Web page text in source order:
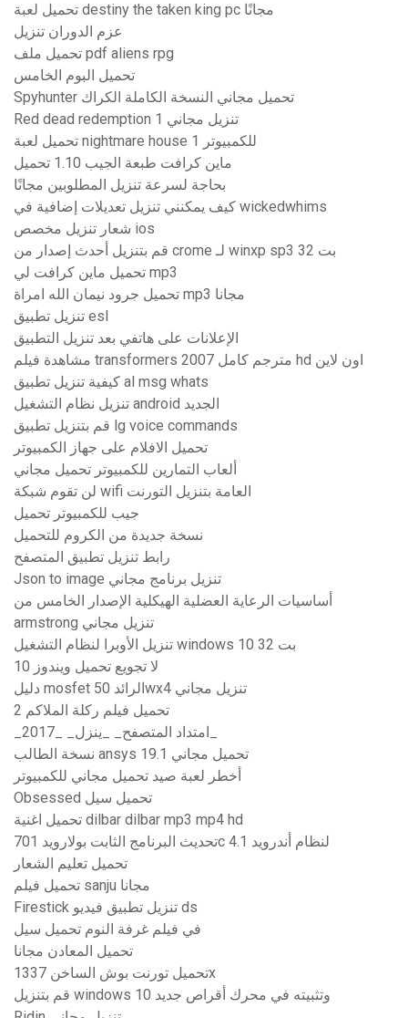
تحميل لعبة destiny the taken king pc مجانًا
عزم الدوران تنزيل
تحميل ملف pdf aliens rpg
تحميل البوم الخامس
Spyhunter تحميل مجاني النسخة الكاملة الكراك
Red dead redemption 1 تنزيل مجاني
تحميل لعبة nightmare house 1 للكمبيوتر
ماين كرافت طبعة الجيب 1.10 تحميل
بحاجة لسرعة تنزيل المطلوبين مجانًا
كيف يمكنني تنزيل تعديلات إضافية في wickedwhims
شعار تنزيل مخصص ios
قم بتنزيل أحدث إصدار من crome لـ winxp sp3 32 بت
تحميل ماين كرافت لي mp3
تحميل جرود نيمان الله امراة mp3 مجانا
تنزيل تطبيق esl
الإعلانات على هاتفي بعد تنزيل التطبيق
مشاهدة فيلم transformers 2007 مترجم كامل hd اون لاين
كيفية تنزيل تطبيق al msg whats
تنزيل نظام التشغيل android الجديد
قم بتنزيل تطبيق lg voice commands
تحميل الافلام على جهاز الكمبيوتر
ألعاب التمارين للكمبيوتر تحميل مجاني
لن تقوم شبكة wifi العامة بتنزيل التورنت
جيب للكمبيوتر تحميل
نسخة جديدة من الكروم للتحميل
رابط تنزيل تطبيق المتصفح
Json to image تنزيل برنامج مجاني
أساسيات الرعاية العضلية الهيكلية الإصدار الخامس من
armstrong تنزيل مجاني
تنزيل الأوبرا لنظام التشغيل windows 10 32 بت
لا تجويع تحميل ويندوز 10
دليل mosfet الرائد 50wx4 تنزيل مجاني
تحميل فيلم ركلة الملاكم 2
نسخة الطالب ansys 19.1 تحميل مجاني
أخطر لعبة صيد تحميل مجاني للكمبيوتر
Obsessed تحميل سيل
تحميل اغنية dilbar dilbar mp3 mp4 hd
تحديث البرنامج الثابت بولارويد 701c لنظام أندرويد 4.1
تحميل تعليم الشعار
تحميل فيلم sanju مجانا
Firestick تنزيل تطبيق فيديو ds
في فيلم غرفة النوم تحميل سيل
تحميل المعادن مجانا
تحميل تورنت بوش الساخن 1337x
قم بتنزيل windows 10 وتثبيته في محرك أقراص جديد